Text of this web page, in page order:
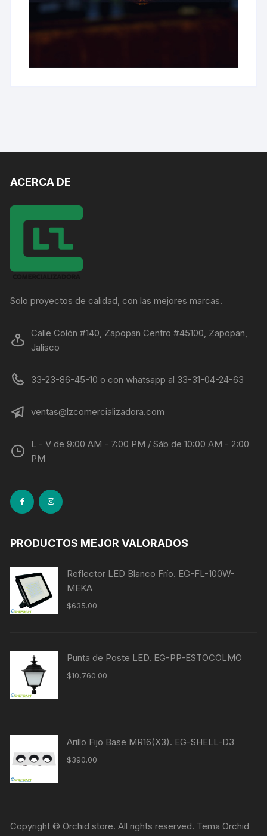
ACERCA DE
Solo proyectos de calidad, con las mejores marcas.
Calle Colón #140, Zapopan Centro #45100, Zapopan,
Jalisco
33-23-86-45-10 o con whatsapp al 33-31-04-24-63
ventas@lzcomercializadora.com
L - V de 9:00 AM - 7:00 PM / Sáb de 10:00 AM - 2:00
PM
PRODUCTOS MEJOR VALORADOS
Reflector LED Blanco Frío. EG-FL-100W-
MEKA
$635.00
Punta de Poste LED. EG-PP-ESTOCOLMO
$10,760.00
Arillo Fijo Base MR16(X3). EG-SHELL-D3
$390.00
Copyright © Orchid store. All rights reserved. Tema Orchid